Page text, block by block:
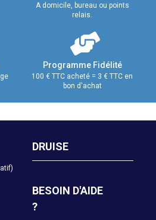
A domicile, bureau ou points
relais.
Programme Fidélité
100 € TTC acheté = 3 € TTC en
bon d'achat
DRUISE
BESOIN D'AIDE
?